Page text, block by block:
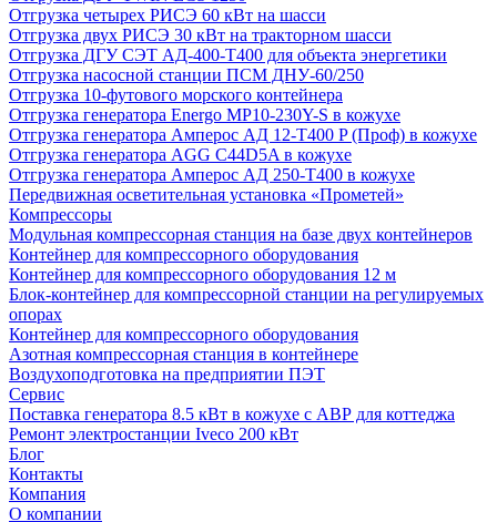
Отгрузка четырех РИСЭ 60 кВт на шасси
Отгрузка двух РИСЭ 30 кВт на тракторном шасси
Отгрузка ДГУ СЭТ АД-400-Т400 для объекта энергетики
Отгрузка насосной станции ПСМ ДНУ-60/250
Отгрузка 10-футового морского контейнера
Отгрузка генератора Energo MP10-230Y-S в кожухе
Отгрузка генератора Амперос АД 12-Т400 P (Проф) в кожухе
Отгрузка генератора AGG C44D5A в кожухе
Отгрузка генератора Амперос АД 250-Т400 в кожухе
Передвижная осветительная установка «Прометей»
Компрессоры
Модульная компрессорная станция на базе двух контейнеров
Контейнер для компрессорного оборудования
Контейнер для компрессорного оборудования 12 м
Блок-контейнер для компрессорной станции на регулируемых
опорах
Контейнер для компрессорного оборудования
Азотная компрессорная станция в контейнере
Воздухоподготовка на предприятии ПЭТ
Сервис
Поставка генератора 8.5 кВт в кожухе с АВР для коттеджа
Ремонт электростанции Iveco 200 кВт
Блог
Контакты
Компания
О компании